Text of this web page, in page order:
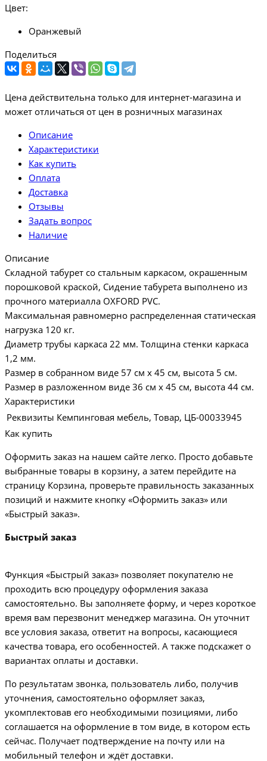
Цвет:
Оранжевый
Поделиться
Цена действительна только для интернет-магазина и
может отличаться от цен в розничных магазинах
Описание
Характеристики
Как купить
Оплата
Доставка
Отзывы
Задать вопрос
Наличие
Описание
Складной табурет со стальным каркасом, окрашенным
порошковой краской, Сидение табурета выполнено из
прочного материалла OXFORD PVC.
Максимальная равномерно распределенная статическая
нагрузка 120 кг.
Диаметр трубы каркаса 22 мм. Толщина стенки каркаса
1,2 мм.
Размер в собранном виде 57 см х 45 см, высота 5 см.
Размер в разложенном виде 36 см х 45 см, высота 44 см.
Характеристики
Реквизиты Кемпинговая мебель, Товар, ЦБ-00033945
Как купить
Оформить заказ на нашем сайте легко. Просто добавьте
выбранные товары в корзину, а затем перейдите на
страницу Корзина, проверьте правильность заказанных
позиций и нажмите кнопку «Оформить заказ» или
«Быстрый заказ».
Быстрый заказ
Функция «Быстрый заказ» позволяет покупателю не
проходить всю процедуру оформления заказа
самостоятельно. Вы заполняете форму, и через короткое
время вам перезвонит менеджер магазина. Он уточнит
все условия заказа, ответит на вопросы, касающиеся
качества товара, его особенностей. А также подскажет о
вариантах оплаты и доставки.
По результатам звонка, пользователь либо, получив
уточнения, самостоятельно оформляет заказ,
укомплектовав его необходимыми позициями, либо
соглашается на оформление в том виде, в котором есть
сейчас. Получает подтверждение на почту или на
мобильный телефон и ждёт доставки.